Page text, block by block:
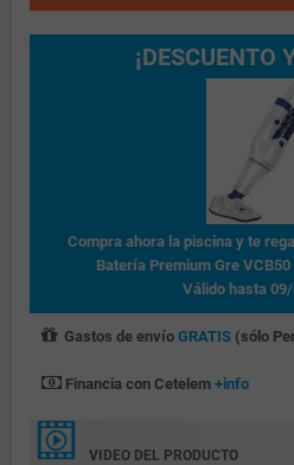
¡DESCUENTO
Compra ahora la piscina y te
Batería Premium Gre
Válido hasta
Gastos de envío GRATIS(sólo
Financia con Cetelem +info
VIDEO DEL PRODUCTO